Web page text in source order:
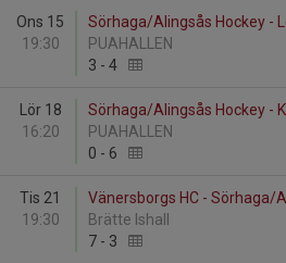
Ons 15
19:30
Sörhaga/Alingsås Hockey -
PUAHALLEN
3 - 4
Lör 18
16:20
Sörhaga/Alingsås Hockey -
PUAHALLEN
0 - 6
Tis 21
19:30
Vänersborgs HC - Sörhaga/
Brätte Ishall
7 - 3